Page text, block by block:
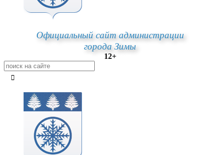
Официальный сайт администрации
города Зимы
12+